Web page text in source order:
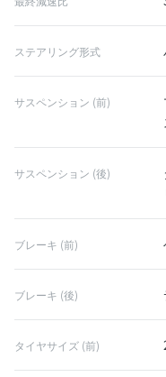
ステアリング形式
サスペンション (前)
サスペンション (後)
ブレーキ (前)
ブレーキ (後)
タイヤサイズ (前)